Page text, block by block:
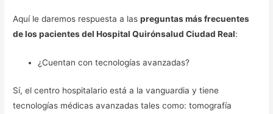
Aquí le daremos respuesta a laspreguntas más frecuentes
de los pacientes del Hospital Quirónsalud Ciudad Real:
¿Cuentan con tecnologías avanzadas?
Sí, el centro hospitalario está a la vanguardia y tiene
tecnologías médicas avanzadas tales como: tomografía